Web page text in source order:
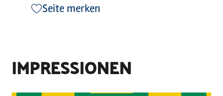
Seite merken
IMPRESSIONEN